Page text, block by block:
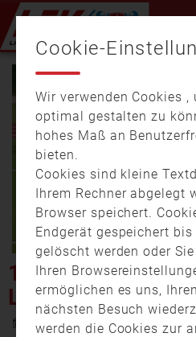
12.
16. Juni 2017 17:38
Cookie-
Wir verwenden Cookies ,
optimal gestalten zu
hohes Maß an
bieten.
Cookies sind kleine
Ihrem Rechner abgelegt
Browser speichert.
Endgerät gespeichert
gelöscht werden oder
Ihren
ermöglichen es uns,
nächsten Besuch
werden die Cookies zur